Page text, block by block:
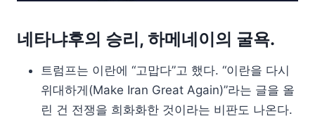
네타냐후의 승리, 하메네이의 굴욕.
트럼프는 이란에 “고맙다”고 했다. “이란을 다시
위대하게(Make Iran Great Again)”라는 글을 올
린 건 전쟁을 희화화한 것이라는 비판도 나온다.